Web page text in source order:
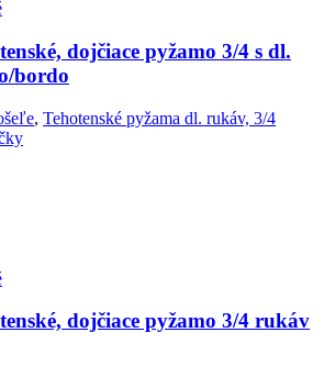
dojčiace pyžamo 3/4 s dl.
bordo
, Tehotenské pyžama dl. rukáv, 3/4
dojčiace pyžamo 3/4 rukáv